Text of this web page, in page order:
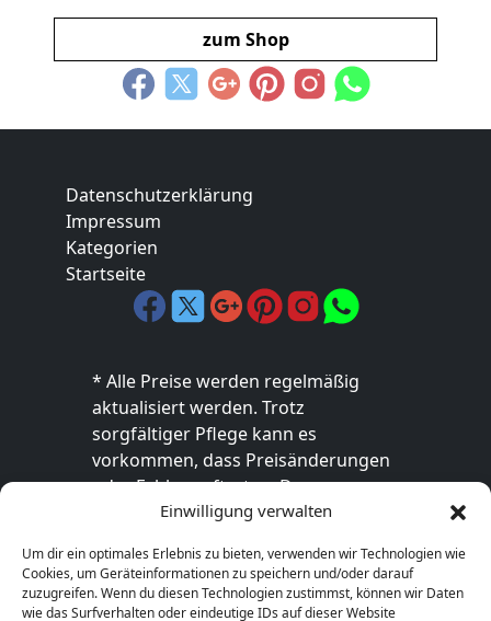
Einwilligung verwalten
Um dir ein optimales Erlebnis zu bieten, verwenden wir Technologien wie
Cookies, um Geräteinformationen zu speichern und/oder darauf
zuzugreifen. Wenn du diesen Technologien zustimmst, können wir Daten
wie das Surfverhalten oder eindeutige IDs auf dieser Website
zum Shop
Datenschutzerklärung
Impressum
Kategorien
Startseite
* Alle Preise werden regelmäßig
aktualisiert werden. Trotz
sorgfältiger Pflege kann es
vorkommen, dass Preisänderungen
oder Fehler auftreten. Der
endgültige Preis sowie die
ausschließlich im jeweiligen Online-
Shop des Anbieters verbindlich. Bitte